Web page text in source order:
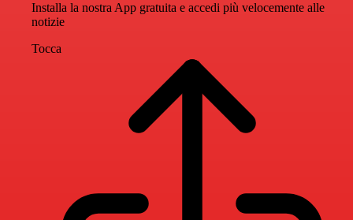
Installa la nostra App gratuita e accedi più velocemente alle
notizie
Tocca